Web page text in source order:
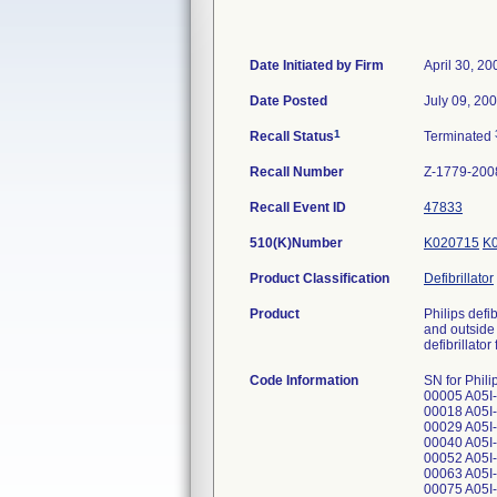
Date Initiated by Firm April 30,
Date Posted July 09,
Recall Status1 Terminated
Recall Number Z-1779-
Recall Event ID 47833
510(K)Number K020715
Product Classification Defibrillator
Product
Philips
and outside
defibrillator
Code Information SN for Philips "HeartStart Defibrillator" and "HeartStart OnSite Defibrillator" : A05I-00001 A05I-00002 A05I-00003 A05I-00004 A05I-00005 A05I-00006 A05I-00007 A05I-00008 A05I-00009 A05I-00010 A05I-00012 A05I-00013 A05I-00014 A05I-00015 A05I-00016 A05I-00018 A05I-00019 A05I-00020 A05I-00021 A05I-00022 A05I-00023 A05I-00024 A05I-00025 A05I-00026 A05I-00027 A05I-00028 A05I-00029 A05I-00030 A05I-00031 A05I-00032 A05I-00033 A05I-00034 A05I-00035 A05I-00036 A05I-00037 A05I-00038 A05I-00039 A05I-00040 A05I-00041 A05I-00042 A05I-00043 A05I-00044 A05I-00045 A05I-00046 A05I-00047 A05I-00048 A05I-00049 A05I-00050 A05I-00052 A05I-00053 A05I-00054 A05I-00055 A05I-00056 A05I-00057 A05I-00058 A05I-00059 A05I-00060 A05I-00061 A05I-00062 A05I-00063 A05I-00064 A05I-00065 A05I-00066 A05I-00067 A05I-00068 A05I-00069 A05I-00070 A05I-00071 A05I-00072 A05I-00074 A05I-00075 A05I-00076 A05I-00077 A05I-00078 A05I-